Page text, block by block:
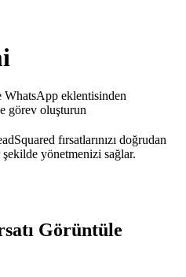
WhatsApp eklentisinden
görev oluşturun
fırsatlarınızı doğrudan
yönetmenizi sağlar.
Görüntüle